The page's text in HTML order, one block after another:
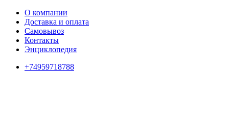
О компании
Доставка и оплата
Самовывоз
Контакты
Энциклопедия
+74959718788